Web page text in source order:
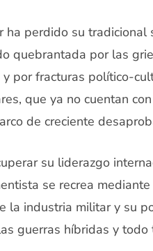
ha perdido su
quebrantada por las
por fracturas político-
que ya no cuentan
de creciente
su liderazgo
se recrea
la industria militar y su
guerras híbridas y